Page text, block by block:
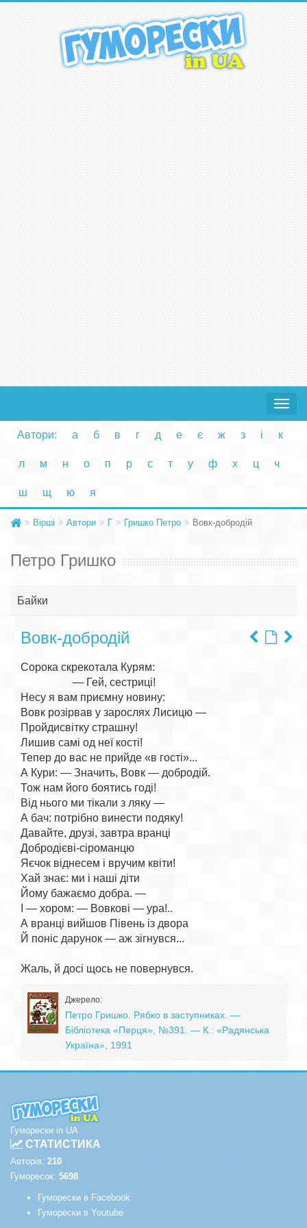
Toggle
Автори: а б в г д е є ж з і к
л м н о п р с т у ф х ц ч
ш щ ю я
Вірші Автори Г Гришко Петро Вовк-добродій
Петро Гришко
Байки
Вовк-добродій
Сорока скрекотала Курям:
                   — Гей, сестриці!
Несу я вам приємну новину:
Вовк розірвав у зарослях Лисицю —
Пройдисвітку страшну!
Лишив самі од неї кості!
Тепер до вас не прийде «в гості»...
А Кури: — Значить, Вовк — добродій.
Тож нам його боятись годі!
Від нього ми тікали з ляку —
А бач: потрібно винести подяку!
Давайте, друзі, завтра вранці
Добродієві-сіроманцю
Яєчок віднесем і вручим квіти!
Хай знає: ми і наші діти
Йому бажаємо добра. —
І — хором: — Вовкові — ура!..
А вранці вийшов Півень із двора
Й поніс дарунок — аж зігнувся...
Джерело:
Петро Гришко. Рябко в заступниках. —
Бібліотека «Перця», №391. — К.: «Радянська
Україна», 1991
Гуморески in UA
СТАТИСТИКА
Авторів: 210
Гуморесок: 5698
Гуморески в Facebook
Гуморески в Youtube